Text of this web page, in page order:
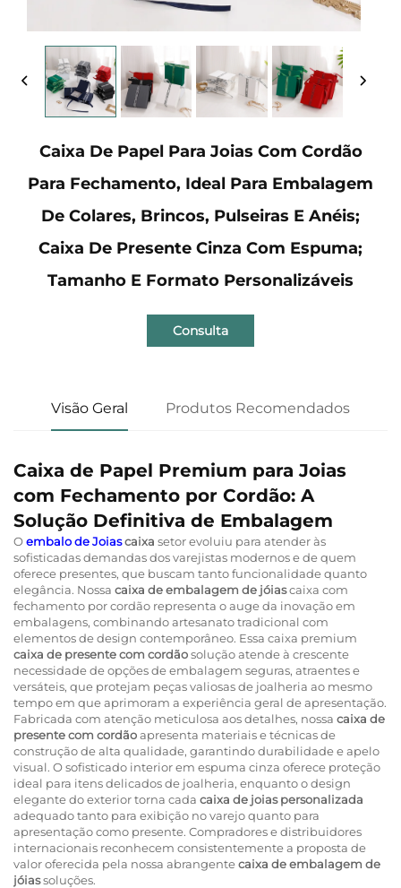
Caixa De Papel Para Joias Com Cordão
Para Fechamento, Ideal Para Embalagem
De Colares, Brincos, Pulseiras E Anéis;
Caixa De Presente Cinza Com Espuma;
Tamanho E Formato Personalizáveis
Consulta
Visão Geral Produtos Recomendados
Caixa de Papel Premium para Joias
com Fechamento por Cordão: A
Solução Definitiva de Embalagem
Oembalo de Joiascaixa setor evoluiu para atender às
sofisticadas demandas dos varejistas modernos e de quem
oferece presentes, que buscam tanto funcionalidade quanto
elegância. Nossa caixa de embalagem de jóiascaixa com
fechamento por cordão representa o auge da inovação em
embalagens, combinando artesanato tradicional com
elementos de design contemporâneo. Essa caixa premium
caixa de presente com cordãosolução atende à crescente
necessidade de opções de embalagem seguras, atraentes e
versáteis, que protejam peças valiosas de joalheria ao mesmo
tempo em que aprimoram a experiência geral de apresentação.
Fabricada com atenção meticulosa aos detalhes, nossa caixa de
presente com cordãoapresenta materiais e técnicas de
construção de alta qualidade, garantindo durabilidade e apelo
visual. O sofisticado interior em espuma cinza oferece proteção
ideal para itens delicados de joalheria, enquanto o design
elegante do exterior torna cada caixa de joias personalizada
adequado tanto para exibição no varejo quanto para
apresentação como presente. Compradores e distribuidores
internacionais reconhecem consistentemente a proposta de
valor oferecida pela nossa abrangentecaixa de embalagem de
jóiassoluções.